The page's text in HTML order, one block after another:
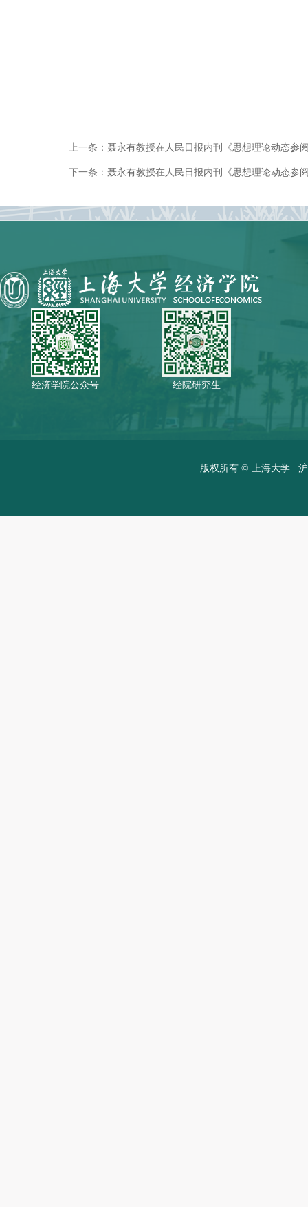
上一条： 聂永有教授在人民日报内刊《思想理论动态参
下一条： 聂永有教授在人民日报内刊《思想理论动态参
经济学院公众号 经院研究生
版权所有 © 上海大学